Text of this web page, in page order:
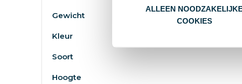
ALLEEN
COOKIES
Gewicht
Kleur
Soort
Hoogte